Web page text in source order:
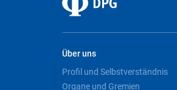
Über uns
Profil und Selbstverständnis
Organe und Gremien